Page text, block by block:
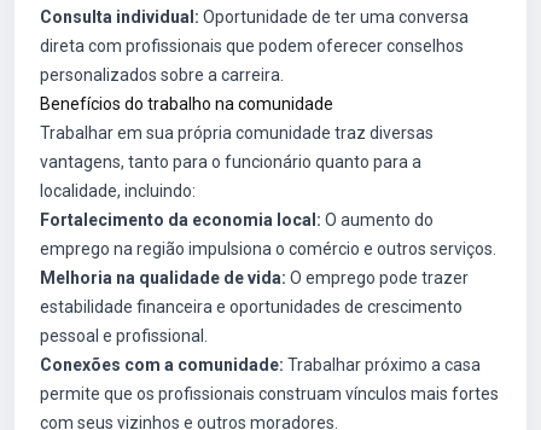
Consulta individual: Oportunidade de ter uma conversa
direta com profissionais que podem oferecer conselhos
personalizados sobre a carreira.
Benefícios do trabalho na comunidade
Trabalhar em sua própria comunidade traz diversas
vantagens, tanto para o funcionário quanto para a
localidade, incluindo:
Fortalecimento da economia local: O aumento do
emprego na região impulsiona o comércio e outros serviços.
Melhoria na qualidade de vida: O emprego pode trazer
estabilidade financeira e oportunidades de crescimento
pessoal e profissional.
Conexões com a comunidade: Trabalhar próximo a casa
permite que os profissionais construam vínculos mais fortes
com seus vizinhos e outros moradores.